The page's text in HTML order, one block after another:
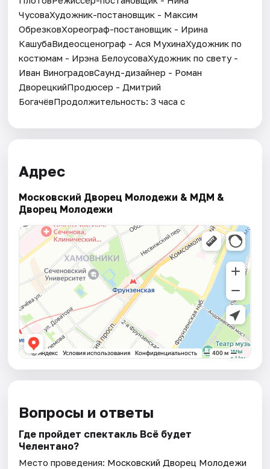
ЧусоваХудожник-постановщик - Максим
ОбрезковХореограф-постановщик - Ирина
КашубаВидеосценограф - Ася МухинаХудожник по
костюмам - Ирэна БелоусоваХудожник по свету -
Иван ВиноградовСаунд-дизайнер - Роман
ДворецкийПродюсер - Дмитрий
БогачёвПродолжительность: 3 часа с
Адрес
Московский Дворец Молодежи & МДМ &
Дворец Молодежи
Вопросы и ответы
Где пройдет спектакль Всё будет
Челентано?
Место проведения: Московский Дворец Молодежи